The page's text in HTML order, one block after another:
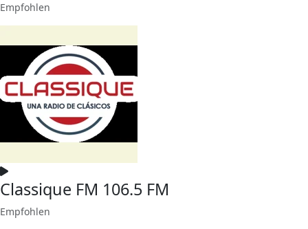
Empfohlen
Classique FM 106.5 FM
Empfohlen